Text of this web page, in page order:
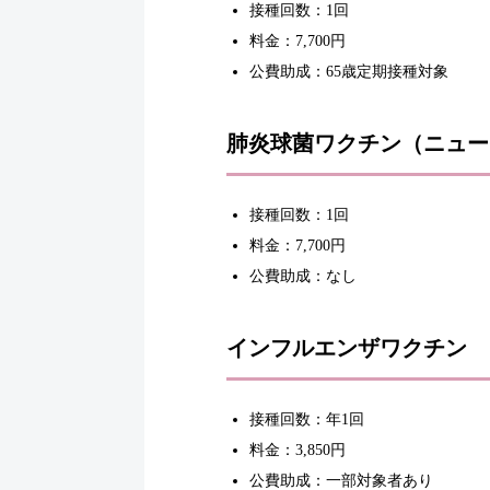
接種回数：1回
料金：7,700円
公費助成：65歳定期接種対象
肺炎球菌ワクチン（ニュー
接種回数：1回
料金：7,700円
公費助成：なし
インフルエンザワクチン
接種回数：年1回
料金：3,850円
公費助成：一部対象者あり